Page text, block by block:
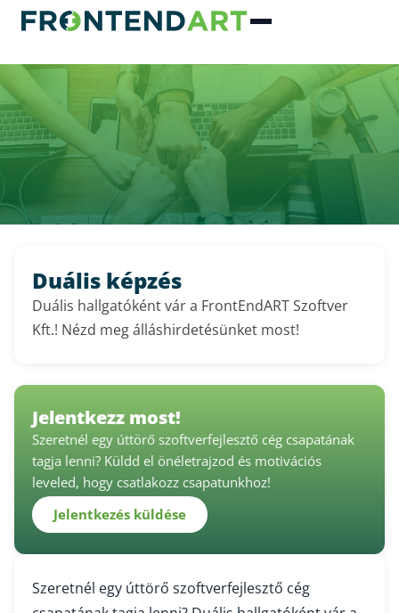
Duális képzés
Duális hallgatóként vár a FrontEndART Szoftver
Kft.! Nézd meg álláshirdetésünket most!
Jelentkezz most!
Szeretnél egy úttörő szoftverfejlesztő cég csapatának
tagja lenni? Küldd el önéletrajzod és motivációs
leveled, hogy csatlakozz csapatunkhoz!
Jelentkezés küldése
Szeretnél egy úttörő szoftverfejlesztő cég